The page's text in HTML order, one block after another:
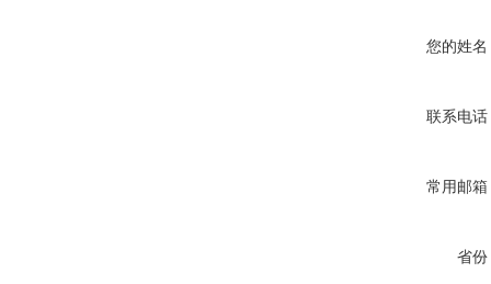
您的姓名
联系电话
常用邮箱
省份